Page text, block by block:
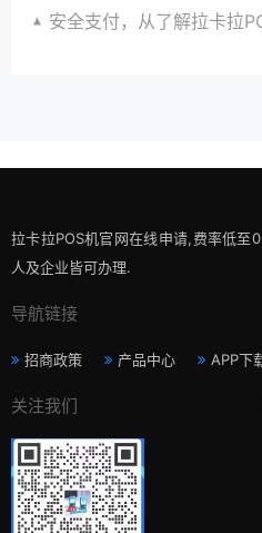
安全支付，从了解拉卡拉
拉卡拉POS机官网在线申请,费率低至
人及企业皆可办理.
导航链接
招商政策 产品中心 APP下
关注我们